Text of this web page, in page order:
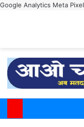
Google Analytics Meta Pixel